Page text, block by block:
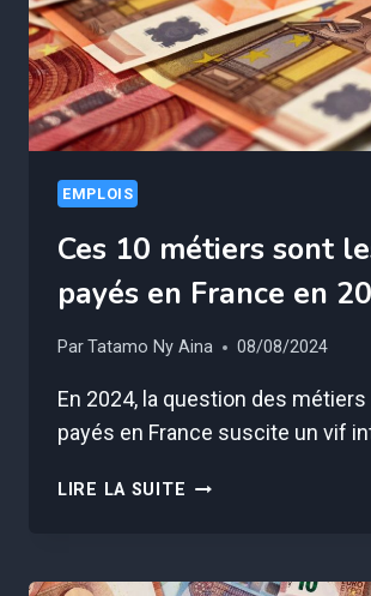
S’EN
PROTÉGER
EMPLOIS
Ces 10 métiers sont
payés en France en
Par Tatamo Ny Aina 08/08/2024
En 2024, la question des
payés en France suscite un vif
LIRE LA SUITE CES